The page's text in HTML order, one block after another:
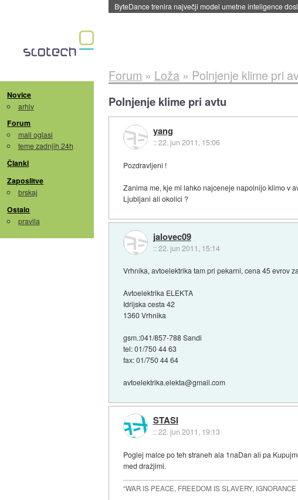
Spletne strani začele streči oglase za agente umetne
Novice
arhiv
Forum
mali oglasi
teme zadnjih 24h
Članki
Zaposlitve
brskaj
Ostalo
pravila
Forum » Loža» Polnjenje klime pri
Polnjenje klime pri avtu
yang
::22. jun 2011, 15:06
Pozdravljeni !
Zanima me, kje mi lahko najceneje napolnijo klimo v
Ljubljani ali okolici ?
jalovec09
::22. jun 2011, 15:14
Vrhnika, avtoelektrika tam pri pekarni, cena 45 evrov
Avtoelektrika ELEKTA
Idrijska cesta 42
1360 Vrhnika
gsm.:041/857-788 Sandi
tel: 01/750 44 63
fax: 01/750 44 64
avtoelektrika.elekta@gmail.com
STASI
::22. jun 2011, 19:13
Poglej malce po teh straneh ala 1naDan ali pa
med dražjimi.
"WAR IS PEACE, FREEDOM IS SLAVERY,